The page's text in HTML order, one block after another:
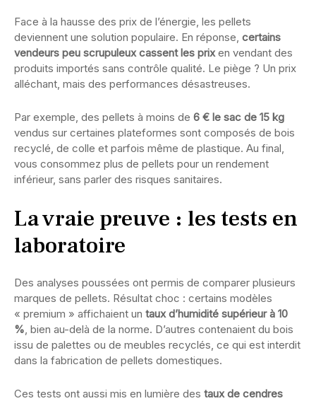
Face à la hausse des prix de l’énergie, les pellets
deviennent une solution populaire. En réponse, certains
vendeurs peu scrupuleux cassent les prixen vendant des
produits importés sans contrôle qualité. Le piège ? Un prix
alléchant, mais des performances désastreuses.
Par exemple, des pellets à moins de 6 € le sac de 15 kg
vendus sur certaines plateformes sont composés de bois
recyclé, de colle et parfois même de plastique. Au final,
vous consommez plus de pellets pour un rendement
inférieur, sans parler des risques sanitaires.
La vraie preuve : les tests en
laboratoire
Des analyses poussées ont permis de comparer plusieurs
marques de pellets. Résultat choc : certains modèles
« premium » affichaient un taux d’humidité supérieur à 10
% , bien au-delà de la norme. D’autres contenaient du bois
issu de palettes ou de meubles recyclés, ce qui est interdit
dans la fabrication de pellets domestiques.
Ces tests ont aussi mis en lumière des taux de cendres